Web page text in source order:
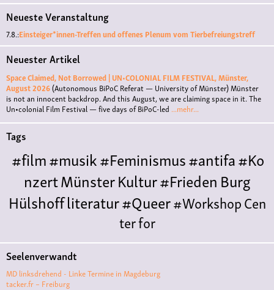
Neueste Veranstaltung
7.8.:Einsteiger*innen-Treffen und offenes Plenum vom Tierbefreiungstreff
Neuester Artikel
Space Claimed, Not Borrowed | UN•COLONIAL FILM FESTIVAL, Münster,
August 2026(Autonomous BiPoC Referat — University of Münster)Münster
is not an innocent backdrop. And this August, we are claiming space in it. The
Un•colonial Film Festival — five days of BiPoC-led ...mehr...
Tags
#film#musik#Feminismus#antifa#Ko
nzertMünsterKultur#FriedenBurg
Hülshoffliteratur#Queer#WorkshopCen
ter for
LiteraturePolyamoriePolytreff#liveKonzert
Polyamorietreff
MonogamieCNM#jazz#vortrag
Seelenverwandt
MD linksdrehend - Linke Termine in Magdeburg
tacker.fr – Freiburg